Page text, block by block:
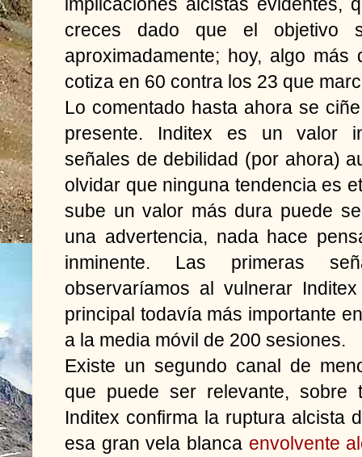
creces dado que el objetivo
aproximadamente; hoy, algo
cotiza en 60 contra los 23 que
Lo comentado hasta ahora se
presente. Inditex es un valor
señales de debilidad (por ahora)
olvidar que ninguna tendencia es
sube un valor más dura puede
una advertencia, nada hace
inminente. Las primeras
observaríamos al vulnerar
principal todavía más importante
a la media móvil de 200 sesiones.
Existe un segundo canal de
que puede ser relevante,
Inditex confirma la ruptura alcista
esa gran vela blanca envolvente